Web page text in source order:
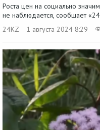
Роста цен на социально
не наблюдается, сообщает
24KZ
1 августа 2024 8:29